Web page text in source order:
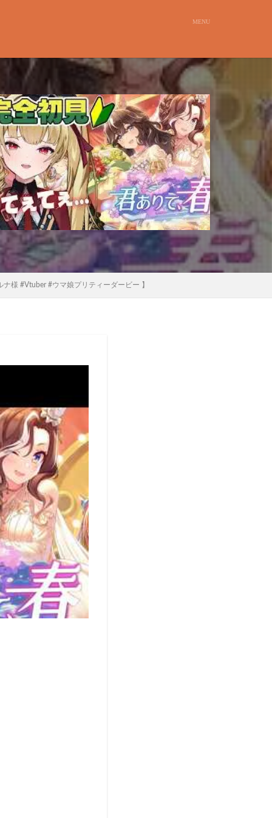
様 #Vtuber #ウマ娘プリティーダービー 】